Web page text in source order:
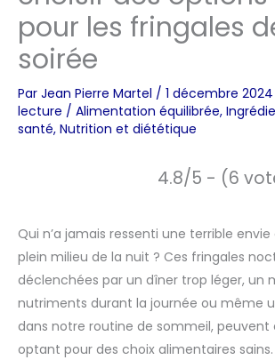
pour les fringales
soirée
Par Jean Pierre Martel / 1 décembre 2024
lecture / Alimentation équilibrée,
santé, Nutrition et diététique
4.8/5 - (6
Qui n’a jamais ressenti une terrible
plein milieu de la nuit ? Ces fringales
déclenchées par un dîner trop léger, un
nutriments durant la journée ou même
dans notre routine de sommeil, peuvent
optant pour des choix alimentaires